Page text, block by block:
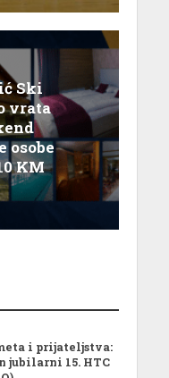
Ski
vrata
osobe
KM
i prijateljstva:
jubilarni 15. HTC